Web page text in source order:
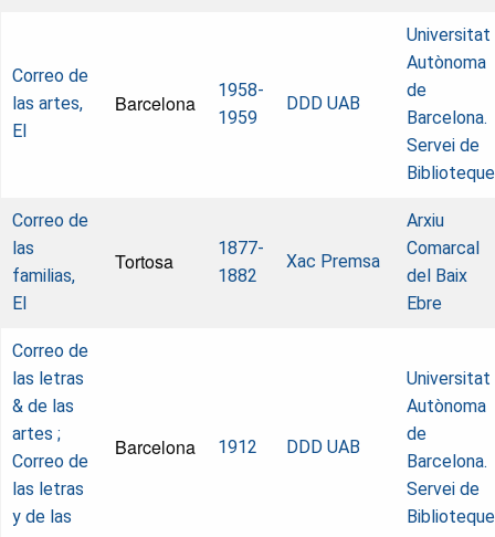
Correo de
las artes,
El
Barcelona
1958-
1959
DDD UAB
Universitat
Autònoma
de
Barcelona.
Servei de
Correo de
las
familias,
El
Tortosa
1877-
1882
Xac Premsa
Arxiu
Comarcal
del Baix
Ebre
Correo de
las letras
& de las
artes ;
Correo de
las letras
y de las
Barcelona 1912 DDD UAB
Universitat
Autònoma
de
Barcelona.
Servei de